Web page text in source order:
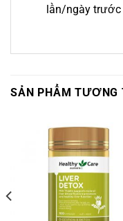
lần/ngày trước
SẢN PHẨM TƯƠNG